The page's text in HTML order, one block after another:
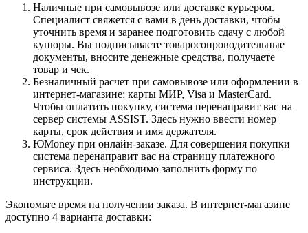
Наличные при самовывозе или доставке курьером.
Специалист свяжется с вами в день доставки, чтобы
уточнить время и заранее подготовить сдачу с любой
купюры. Вы подписываете товаросопроводительные
документы, вносите денежные средства, получаете
товар и чек.
Безналичный расчет при самовывозе или оформлении в
интернет-магазине: карты МИР, Visa и MasterCard.
Чтобы оплатить покупку, система перенаправит вас на
сервер системы ASSIST. Здесь нужно ввести номер
карты, срок действия и имя держателя.
ЮMoney при онлайн-заказе. Для совершения покупки
система перенаправит вас на страницу платежного
сервиса. Здесь необходимо заполнить форму по
инструкции.
Экономьте время на получении заказа. В интернет-магазине
доступно 4 варианта доставки: